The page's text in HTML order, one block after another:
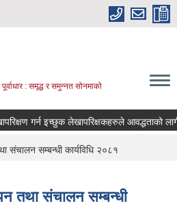
: समृद्ध र समुन्नत सोनमाको
गर्न इच्छुक लेखापरिक्षकहरुले आवद्धताको लागी
संचालन सम्बन्धी कार्यविधि २०८१
तथा संचालन सम्बन्धी